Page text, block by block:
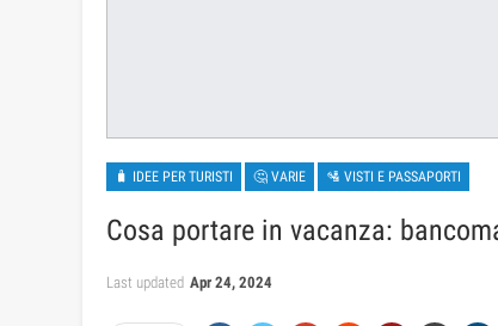
🧳 IDEE PER TURISTI 🤔 VARIE 🛂 VISTI E PASSAPORTI
Cosa portare in vacanza:
Last updated Apr 24, 2024